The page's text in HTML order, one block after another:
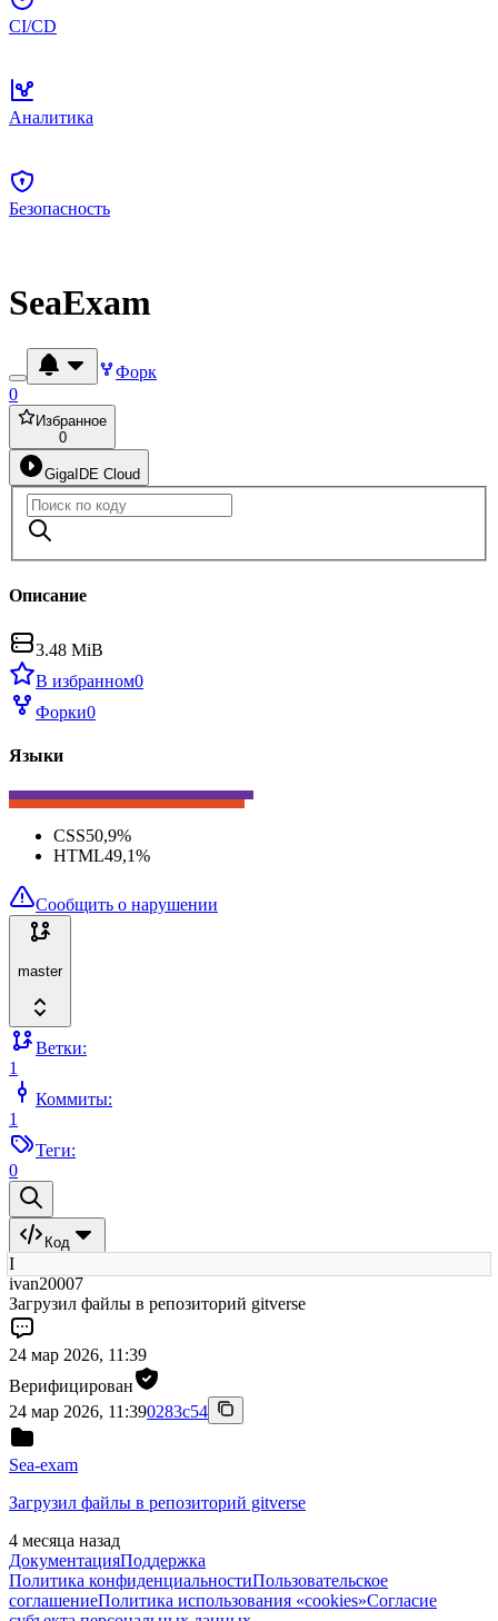
CI/CD
Аналитика
Безопасность
SeaExam
Форк
0
Избранное
0
GigaIDE Cloud
Описание
3.48 MiB
В избранном0
Форки0
Языки
CSS50,9%
HTML49,1%
Сообщить о нарушении
master
Ветки:
1
Коммиты:
1
Теги:
0
Код
I
ivan20007
Загрузил файлы в репозиторий gitverse
24 мар 2026, 11:39
Верифицирован
24 мар 2026, 11:390283c54
Sea-exam
Загрузил файлы в репозиторий gitverse
4 месяца назад
ДокументацияПоддержка
Политика конфиденциальностиПользовательское
соглашениеПолитика использования «cookies»Согласие